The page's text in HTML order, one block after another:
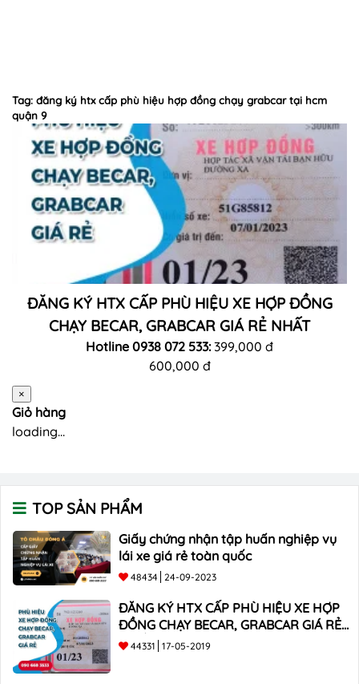
Tag: đăng ký htx cấp phù hiệu hợp đồng chạy grabcar tại hcm
quận 9
ĐĂNG KÝ HTX CẤP PHÙ HIỆU XE HỢP ĐỒNG
CHẠY BECAR, GRABCAR GIÁ RẺ NHẤT
Hotline 0938 072 533:399,000 đ
600,000 đ
×
Giỏ hàng
loading...
TOP SẢN PHẨM
Giấy chứng nhận tập huấn nghiệp vụ
lái xe giá rẻ toàn quốc
48434 24-09-2023
ĐĂNG KÝ HTX CẤP PHÙ HIỆU XE HỢP
ĐỒNG CHẠY BECAR, GRABCAR GIÁ RẺ
NHẤT
44331 17-05-2019